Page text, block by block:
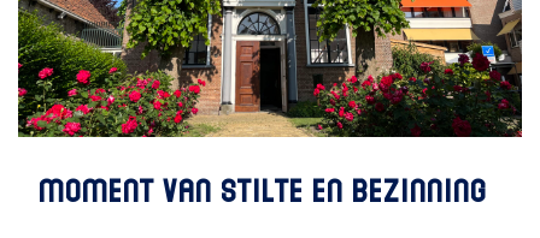
MOMENT VAN STILTE EN BEZINNING